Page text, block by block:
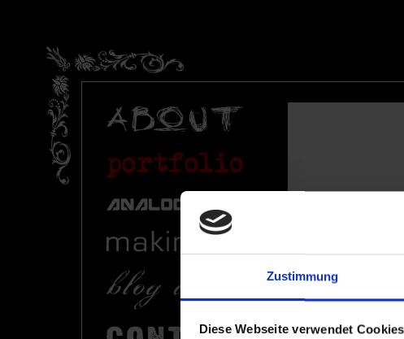
Zustimmung
Diese Webseite verwendet Cookies